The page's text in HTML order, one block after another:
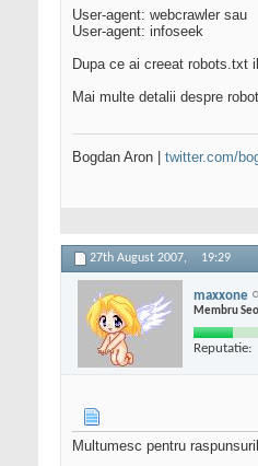
User-agent: webcrawler sau
User-agent: infoseek
Dupa ce ai creeat robots.txt
Mai multe detalii despre
Bogdan Aron | twitter.com/
27th August 2007, 19:29
maxxone
Membru
Reputatie:
Multumesc pentru